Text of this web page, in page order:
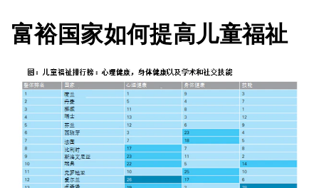
富裕国家如何提高儿童福祉